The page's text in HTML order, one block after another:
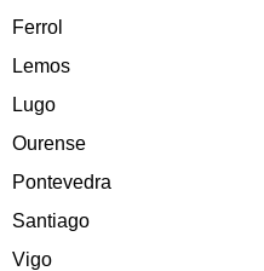
Ferrol
Lemos
Lugo
Ourense
Pontevedra
Santiago
Vigo